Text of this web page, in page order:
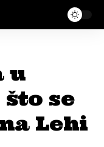
u
se
Lehi